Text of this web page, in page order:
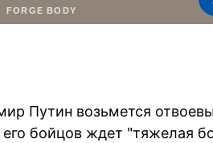
Путин возьмется
его бойцов ждет "тяжелая